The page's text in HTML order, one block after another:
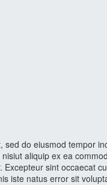
do eiusmod tempor
aliquip ex ea
sint occaecat
iste natus error sit